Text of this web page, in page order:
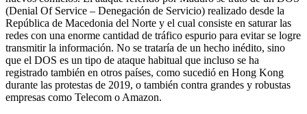
(Denial Of Service – Denegación de Servicio) realizado desde la
República de Macedonia del Norte y el cual consiste en saturar las
redes con una enorme cantidad de tráfico espurio para evitar se logre
transmitir la información. No se trataría de un hecho inédito, sino
que el DOS es un tipo de ataque habitual que incluso se ha
registrado también en otros países, como sucedió en Hong Kong
durante las protestas de 2019, o también contra grandes y robustas
empresas como Telecom o Amazon.